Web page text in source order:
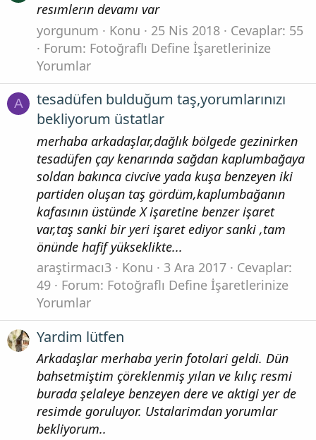
resımlerın devamı var
yorgunum
Konu 25 Nis 2018
Cevaplar: 55
Forum: Fotoğraflı Define İşaretlerinize
Yorumlar
A
tesadüfen bulduğum taş,yorumlarınızı
bekliyorum üstatlar
merhaba arkadaşlar,dağlık bölgede gezinirken
tesadüfen çay kenarında sağdan kaplumbağaya
soldan bakınca civcive yada kuşa benzeyen iki
partiden oluşan taş gördüm,kaplumbağanın
kafasının üstünde X işaretine benzer işaret
var,taş sanki bir yeri işaret ediyor sanki ,tam
önünde hafif yükseklikte...
araştirmacı3
Konu 3 Ara 2017
Cevaplar:
49
Forum: Fotoğraflı Define İşaretlerinize
Yorumlar
Yardim lütfen
Arkadaşlar merhaba yerin fotolari geldi. Dün
bahsetmiştim çöreklenmiş yılan ve kılıç resmi
burada şelaleye benzeyen dere ve aktigi yer de
resimde goruluyor. Ustalarimdan yorumlar
bekliyorum..